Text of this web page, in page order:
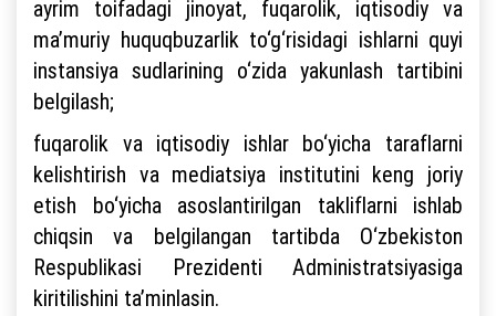
ayrim toifadagi jinoyat, fuqarolik, iqtisodiy va
ma’muriy huquqbuzarlik to‘g‘risidagi ishlarni quyi
instansiya sudlarining o‘zida yakunlash tartibini
belgilash;
fuqarolik va iqtisodiy ishlar bo‘yicha taraflarni
kelishtirish va mediatsiya institutini keng joriy
etish bo‘yicha asoslantirilgan takliflarni ishlab
chiqsin va belgilangan tartibda O‘zbekiston
Respublikasi Prezidenti Administratsiyasiga
kiritilishini ta’minlasin.